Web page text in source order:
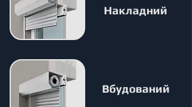
Накладний
Вбудований